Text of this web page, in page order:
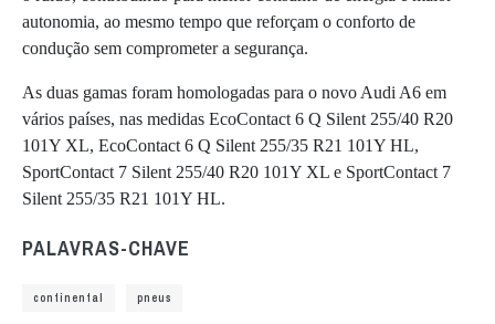
autonomia, ao mesmo tempo que reforçam o conforto de
condução sem comprometer a segurança.
As duas gamas foram homologadas para o novo Audi A6 em
vários países, nas medidas EcoContact 6 Q Silent 255/40 R20
101Y XL, EcoContact 6 Q Silent 255/35 R21 101Y HL,
SportContact 7 Silent 255/40 R20 101Y XL e SportContact 7
Silent 255/35 R21 101Y HL.
PALAVRAS-CHAVE
continental pneus